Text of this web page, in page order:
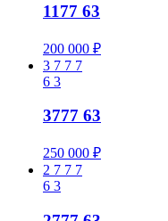
1177 63
200 000 ₽
3 7 7 7
6 3
3777 63
250 000 ₽
2 7 7 7
6 3